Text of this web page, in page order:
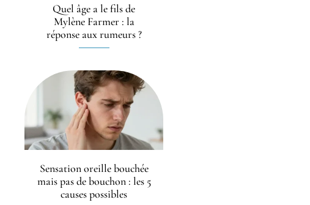
Quel âge a le fils de
Mylène Farmer : la
réponse aux rumeurs ?
Sensation oreille bouchée
mais pas de bouchon : les 5
causes possibles